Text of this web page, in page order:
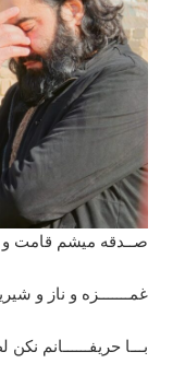
صــدقه میشم قامت و
غمـــــــزه و ناز و
بـــا حریفــــــانم